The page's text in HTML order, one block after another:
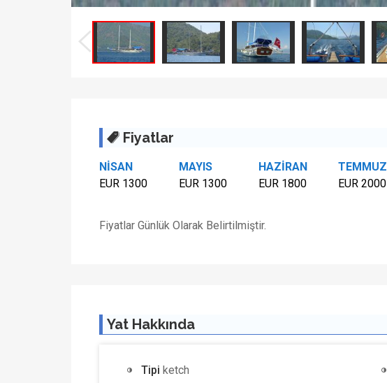
Fiyatlar
NİSAN
EUR 1300
MAYIS
EUR 1300
HAZİRAN
EUR 1800
TEMMUZ
EUR 2000
Fiyatlar Günlük Olarak Belirtilmiştir.
Yat Hakkında
Tipi ketch